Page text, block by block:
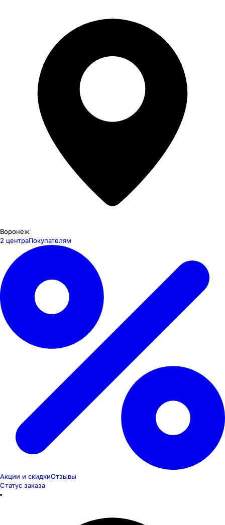
Воронеж
2 центраПокупателям
Акции и скидкиОтзывы
Статус заказа